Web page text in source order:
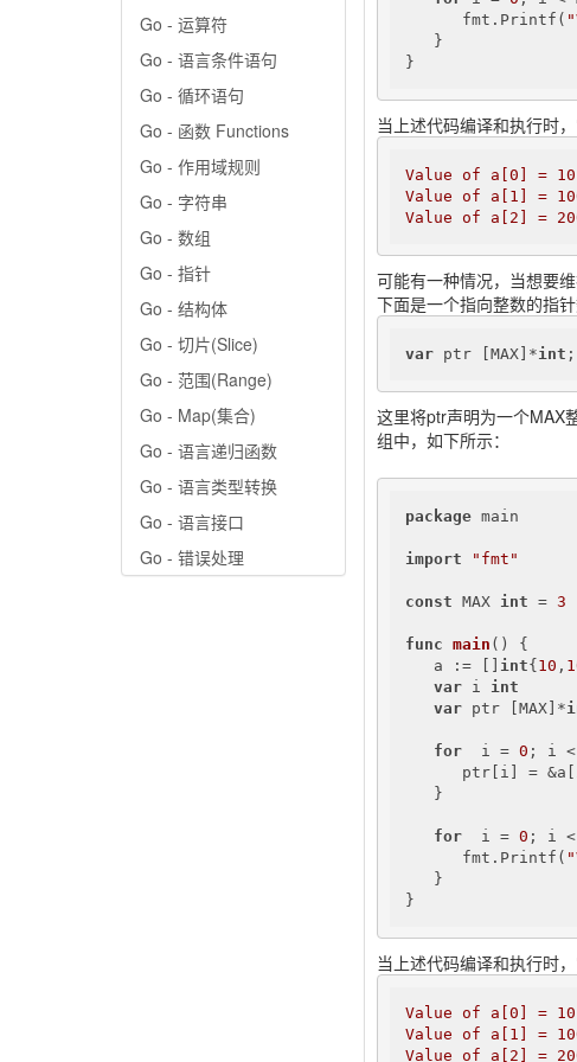
Go - 运算符
Go - 语言条件语句
Go - 循环语句
Go - 函数 Functions
Go - 作用域规则
Go - 字符串
Go - 数组
Go - 指针
Go - 结构体
Go - 切片(Slice)
Go - 范围(Range)
Go - Map(集合)
Go - 语言递归函数
Go - 语言类型转换
Go - 语言接口
Go - 错误处理
fmt.Printf(
}
}
当上述代码编译和执行时
Value of a[0] =
10
Value
of a[1] =
Value
of a[2] =
可能有一种情况，当想要
下面是一个指向整数的指针
var ptr [MAX]*int ;
这里将ptr声明为一个MAX
组中，如下所示：
package main
import "fmt"
const MAX int = 3
func main ()
{
a := [] int{10 ,
var i int
var ptr [MAX]*
for i = 0 ; i <
ptr[i] =
}
for i = 0 ; i <
fmt.Printf(
}
}
当上述代码编译和执行时
Value of a[0] =
10
Value
of a[1] =
Value
of a[2] =